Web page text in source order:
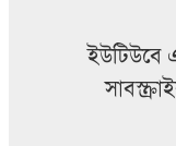
ইউটিউবে